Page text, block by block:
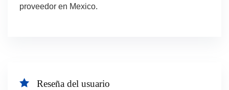
proveedor en Mexico.
Reseña del usuario